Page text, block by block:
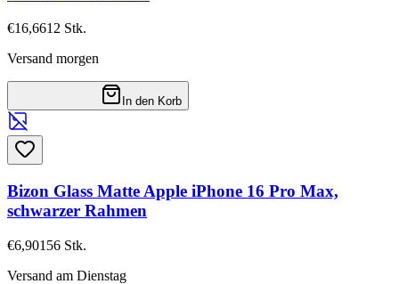
€16,6612 Stk.
Versand morgen
In den Korb
Bizon Glass Matte Apple iPhone 16 Pro Max,
schwarzer Rahmen
€6,90156 Stk.
Versand am Dienstag